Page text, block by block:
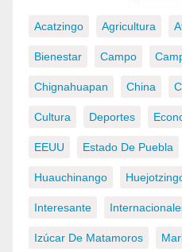
Acatzingo Agricultura
Bienestar Campo
Chignahuapan China
Cultura Deportes
EEUU Estado De Puebla
Huauchinango
Interesante
Izúcar De Matamoros